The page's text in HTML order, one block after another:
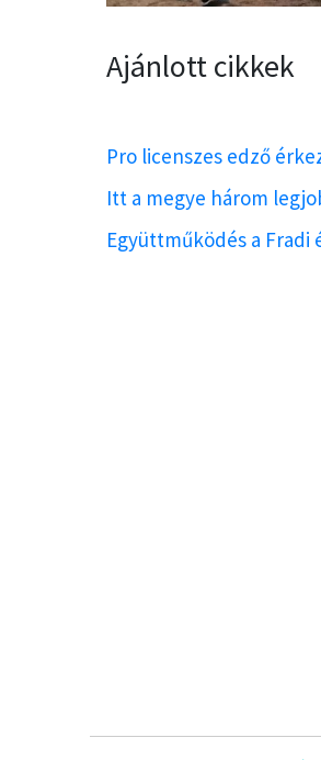
Ajánlott cikkek
Pro licenszes edző
Itt a megye három
Együttműködés a Fradi